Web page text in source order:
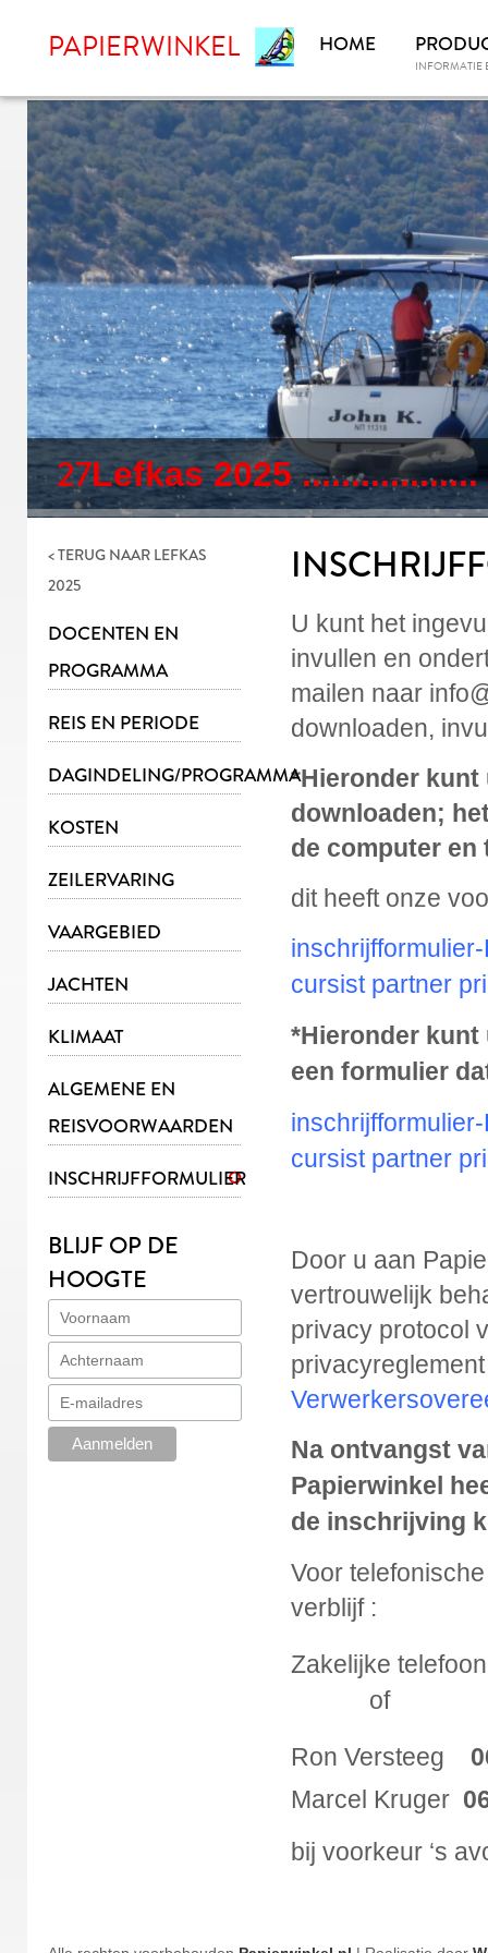
PAPIERWINKEL HOME
INFORMATIE
27Lefkas 2025
< TERUG NAAR LEFKAS
2025
DOCENTEN EN
PROGRAMMA
REIS EN PERIODE
DAGINDELING/PROGRAMMA
KOSTEN
ZEILERVARING
VAARGEBIED
JACHTEN
KLIMAAT
ALGEMENE EN
REISVOORWAARDEN
INSCHRIJFFORMULIER
BLIJF OP DE
HOOGTE
U kunt het
invullen en
mailen naar
downloaden,
*Hieronder kunt
downloaden;
de computer
dit heeft onze
cursist partner
*Hieronder kunt
een formulier
cursist partner
Door u aan
vertrouwelijk
privacy protocol
Na ontvangst
Papierwinkel
de inschrijving
Voor
verblijf :
Zakelijke
of
Ron Versteeg
Marcel Kruger
bij voorkeur ‘s